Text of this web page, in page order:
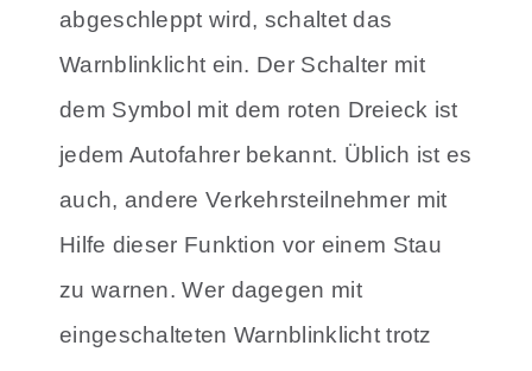
abgeschleppt wird, schaltet das
Warnblinklicht ein. Der Schalter mit
dem Symbol mit dem roten Dreieck ist
jedem Autofahrer bekannt. Üblich ist es
auch, andere Verkehrsteilnehmer mit
Hilfe dieser Funktion vor einem Stau
zu warnen. Wer dagegen mit
eingeschalteten Warnblinklicht trotz